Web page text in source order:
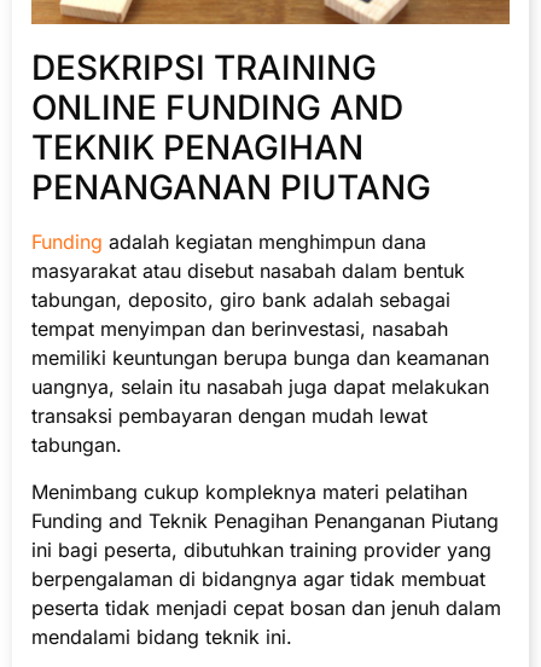
DESKRIPSI TRAINING
ONLINE FUNDING AND
TEKNIK PENAGIHAN
PENANGANAN PIUTANG
Funding adalah kegiatan menghimpun dana
masyarakat atau disebut nasabah dalam bentuk
tabungan, deposito, giro bank adalah sebagai
tempat menyimpan dan berinvestasi, nasabah
memiliki keuntungan berupa bunga dan keamanan
uangnya, selain itu nasabah juga dapat melakukan
transaksi pembayaran dengan mudah lewat
tabungan.
Menimbang cukup kompleknya materi pelatihan
Funding and Teknik Penagihan Penanganan Piutang
ini bagi peserta, dibutuhkan training provider yang
berpengalaman di bidangnya agar tidak membuat
peserta tidak menjadi cepat bosan dan jenuh dalam
mendalami bidang teknik ini.